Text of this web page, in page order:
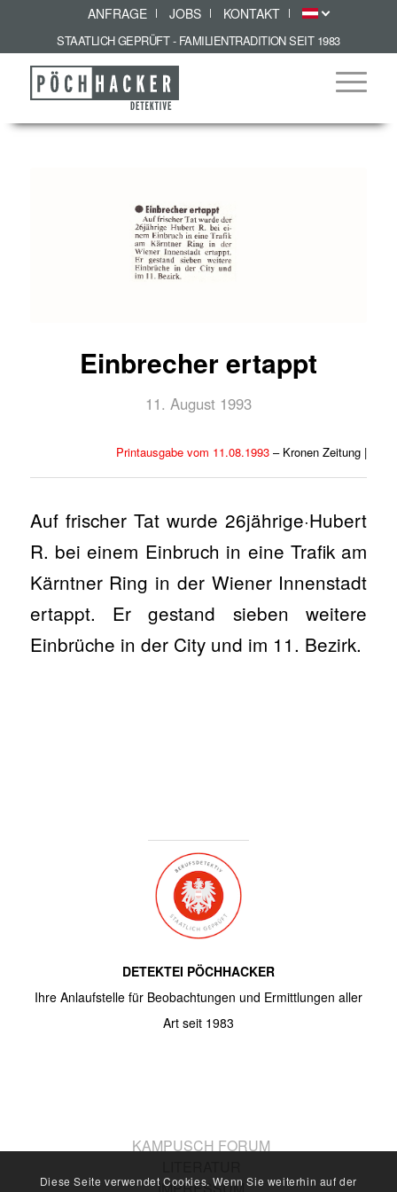
ANFRAGE JOBS KONTAKT
STAATLICH GEPRÜFT - FAMILIENTRADITION SEIT 1983
Einbrecher ertappt
11. August 1993
Printausgabe vom 11.08.1993 – Kronen Zeitung |
Auf frischer Tat wurde 26jährige·Hubert
R. bei einem Einbruch in eine Trafik am
Kärntner Ring in der Wiener Innenstadt
ertappt. Er gestand sieben weitere
Einbrüche in der City und im 11. Bezirk.
DETEKTEI PÖCHHACKER
Ihre Anlaufstelle für Beobachtungen und Ermittlungen aller
Art seit 1983
KAMPUSCH FORUM
IMPRESSUM
Diese Seite verwendet Cookies. Wenn Sie weiterhin auf der